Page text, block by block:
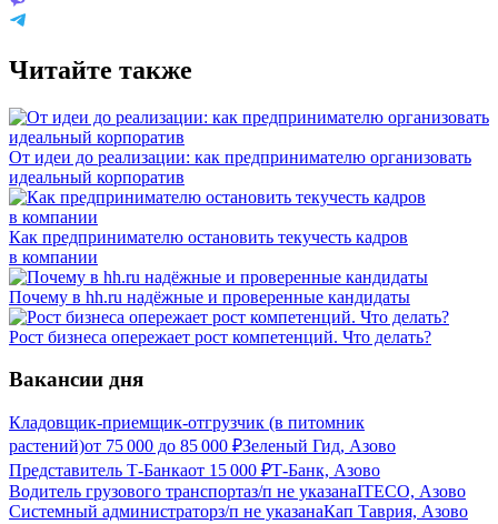
Читайте также
От идеи до реализации: как предпринимателю организовать
идеальный корпоратив
Как предпринимателю остановить текучесть кадров
в компании
Почему в hh.ru надёжные и проверенные кандидаты
Рост бизнеса опережает рост компетенций. Что делать?
Вакансии дня
Кладовщик-приемщик-отгрузчик (в питомник
растений)от 75 000 до 85 000 ₽Зеленый Гид, Азово
Представитель Т-Банкаот 15 000 ₽Т-Банк, Азово
Водитель грузового транспортаз/п не указанаITECO, Азово
Системный администраторз/п не указанаКап Таврия, Азово